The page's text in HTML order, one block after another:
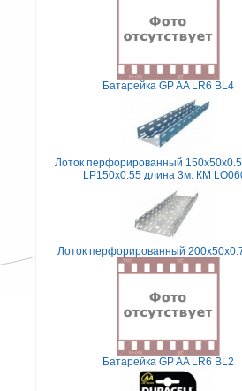
Батарейка GP AA LR6 BL4
Лоток перфорированный
LP150х0.55 длина 3м. КМ
Лоток перфорированный
Батарейка GP AA LR6 BL2